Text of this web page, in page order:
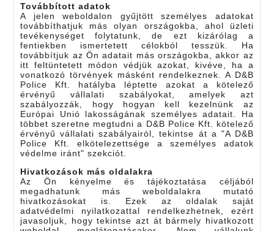
Továbbított adatok
A jelen weboldalon gyűjtött személyes adatokat
továbbíthatjuk más olyan országokba, ahol üzleti
tevékenységet folytatunk, de ezt kizárólag a
fentiekben ismertetett célokból tesszük. Ha
továbbítjuk az Ön adatait más országokba, akkor az
itt feltüntetett módon védjük azokat, kivéve, ha a
vonatkozó törvények másként rendelkeznek. A D&B
Police Kft. hatályba léptette azokat a kötelező
érvényű vállalati szabályokat, amelyek azt
szabályozzák, hogy hogyan kell kezelnünk az
Európai Unió lakosságának személyes adatait. Ha
többet szeretne megtudni a D&B Police Kft. kötelező
érvényű vállalati szabályairól, tekintse át a "A D&B
Police Kft. elkötelezettsége a személyes adatok
védelme iránt" szekciót.
Hivatkozások más oldalakra
Az Ön kényelme és tájékoztatása céljából
megadhatunk más weboldalakra mutató
hivatkozásokat is. Ezek az oldalak saját
adatvédelmi nyilatkozattal rendelkezhetnek, ezért
javasoljuk, hogy tekintse azt át bármely hivatkozott